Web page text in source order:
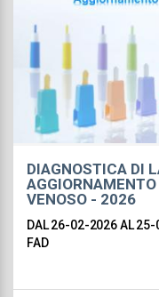
DIAGNOSTICA DI
VENOSO - 2026
DAL 26-02-2026AL
FAD